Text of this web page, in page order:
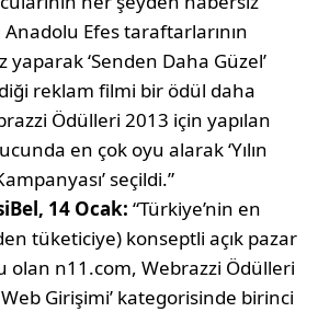
Anadolu Efes taraftarlarının
‘Senden Daha Güzel’
reklam filmi bir ödül daha
Ödülleri 2013 için yapılan
en çok oyu alarak ‘Yılın
seçildi.”
14 Ocak: “Türkiye’nin en
tüketiciye) konseptli açık pazar
olan n11.com, Webrazzi Ödülleri
Web Girişimi’ kategorisinde birinci